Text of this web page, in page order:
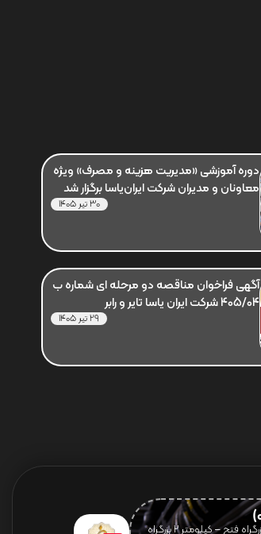
دوره آموزشی «مدیریت هزینه و مصرف» ویژه
معاونان و مدیران شرکت ایران‌یاسا برگزار شد
30 تیر 1405
آگهی فراخوان مناقصه دو مرحله ای شماره ب
405/04 شرکت ایران یاسا تایر و رابر
29 تیر 1405
آدرس: تهران -کیلومتر 12 بزرگراه فتح – کیلومتر ۲ بزرگراه